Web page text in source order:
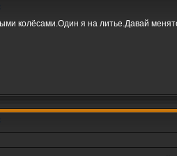
колёсами.Один я на литье.Давай